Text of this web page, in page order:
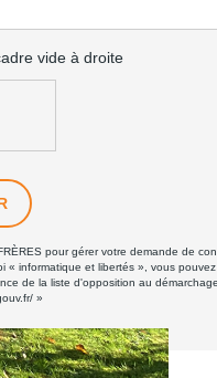
vide à droite
pour gérer votre demande de
informatique et libertés », vous
de la liste d'opposition au
»